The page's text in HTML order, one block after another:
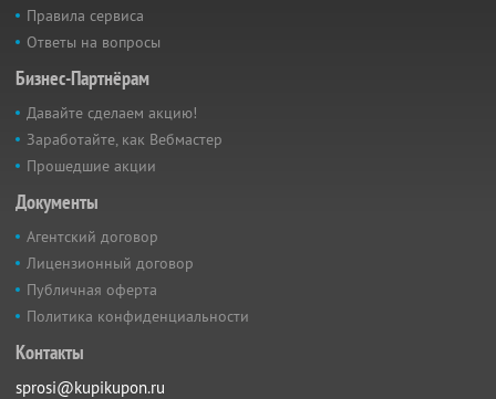
Правила сервиса
Ответы на вопросы
Бизнес-Партнёрам
Давайте сделаем акцию!
Заработайте, как Вебмастер
Прошедшие акции
Документы
Агентский договор
Лицензионный договор
Публичная оферта
Политика конфиденциальности
Контакты
sprosi@kupikupon.ru